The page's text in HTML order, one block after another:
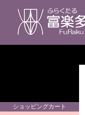
ショッピングカート